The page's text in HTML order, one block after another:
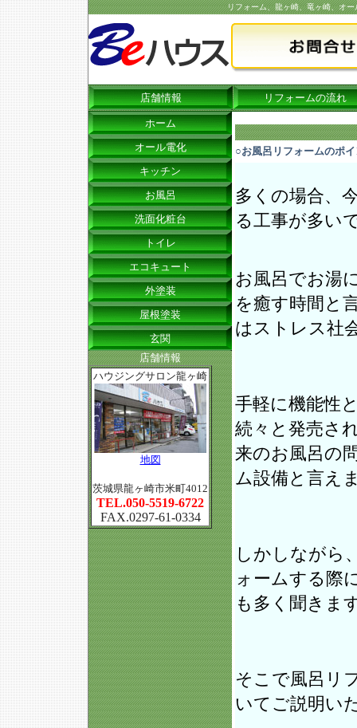
リフォーム、龍ヶ崎、竜ヶ崎、オ
店舗情報 リフォームの流れ
ホーム
オール電化
キッチン
お風呂
洗面化粧台
トイレ
エコキュート
外塗装
屋根塗装
玄関
店舗情報
ハウジングサロン龍ヶ崎
地図
茨城県龍ヶ崎市米町4012
TEL.050-5519-6722
FAX.0297-61-0334
○お風呂リフォームのポ
多くの場合、
る工事が多い
お風呂でお湯
を癒す時間と
はストレス社
手軽に機能性
続々と発売さ
来のお風呂の
ム設備と言え
しかしながら
ォームする際
も多く聞きま
そこで風呂リ
いてご説明い